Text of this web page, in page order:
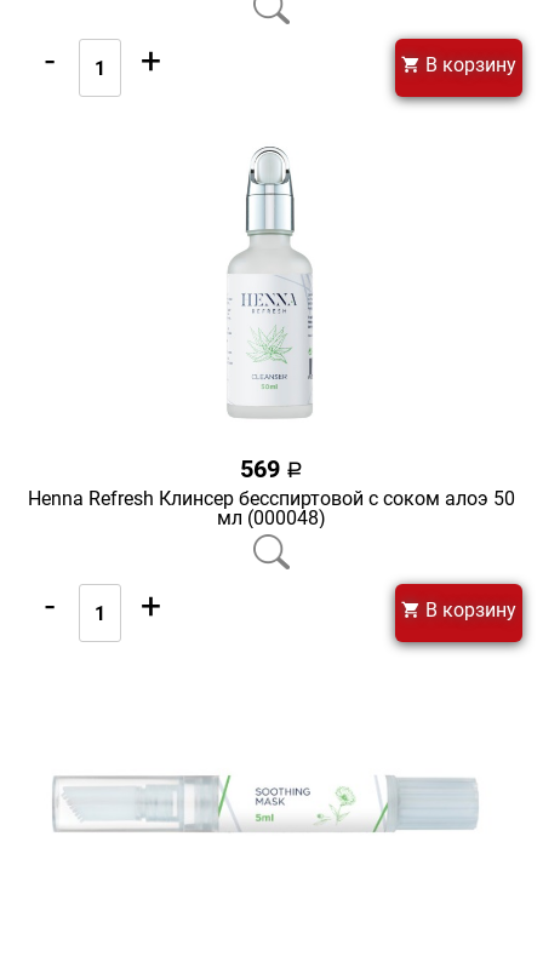
- + В корзину
569 a
Henna Refresh Клинсер бесспиртовой с соком алоэ 50
мл (000048)
- + В корзину